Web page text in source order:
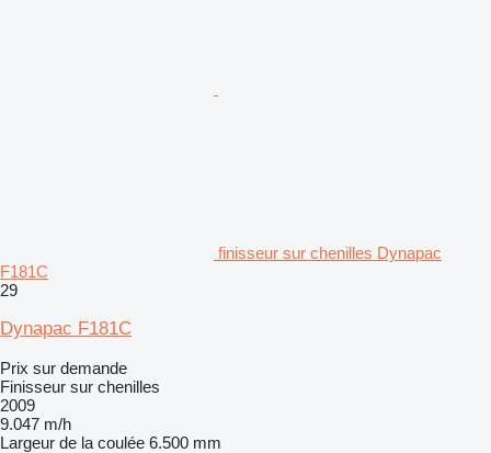
finisseur sur chenilles Dynapac
F181C
29
Dynapac F181C
Prix sur demande
Finisseur sur chenilles
2009
9.047 m/h
Largeur de la coulée 6.500 mm